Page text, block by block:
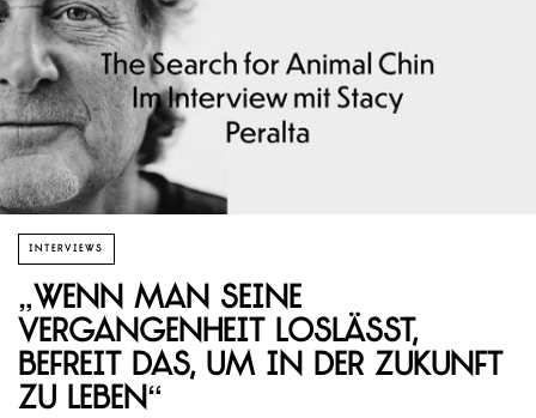
INTERVIEWS
„Wenn man seine
Vergangenheit loslässt,
befreit das, um in der Zukunft
zu leben“